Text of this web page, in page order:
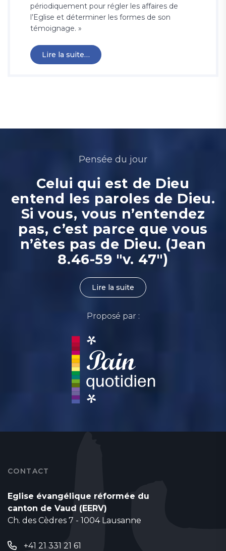
périodiquement pour régler les affaires de
l’Eglise et déterminer les formes de son
témoignage. »
Lire la suite…
Pensée du jour
Celui qui est de Dieu
entend les paroles de Dieu.
Si vous, vous n’entendez
pas, c’est parce que vous
n’êtes pas de Dieu. (Jean
8.46-59 "v. 47")
Lire la suite
Proposé par :
CONTACT
Eglise évangélique réformée du
canton de Vaud (EERV)
Ch. des Cèdres 7 - 1004 Lausanne
+41 21 331 21 61